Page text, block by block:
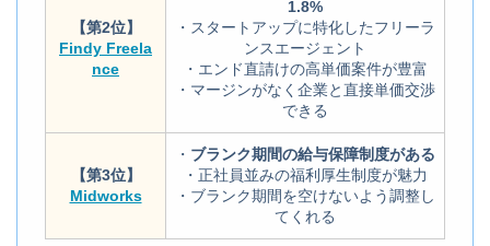
【第2位】
Findy Freela
nce
1.8%
・スタートアップに特化したフリーラ
ンスエージェント
・エンド直請けの高単価案件が豊富
・マージンがなく企業と直接単価交渉
できる
【第3位】
Midworks
・ ブランク期間の給与保障制度がある
・正社員並みの福利厚生制度が魅力
・ブランク期間を空けないよう調整し
てくれる